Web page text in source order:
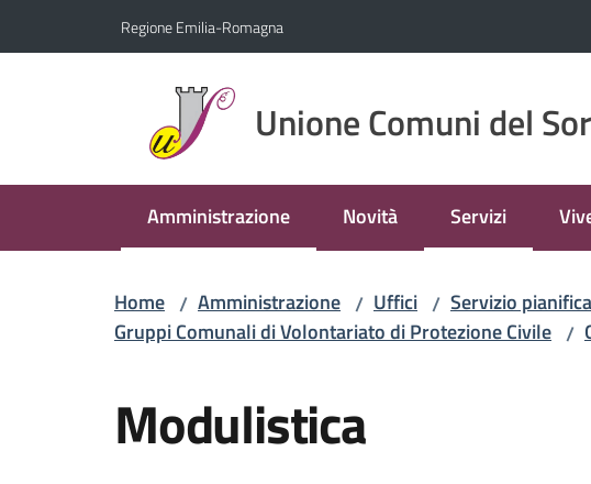
Regione Emilia-Romagna
Unione Comuni del
Amministrazione
Menu selezionato Novità Servizi
Menu
Home / Amministrazione / Uffici / Servizio
Gruppi Comunali di Volontariato di Protezione Civile /
Modulistica